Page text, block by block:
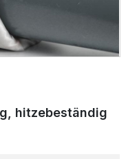
hitzebeständig